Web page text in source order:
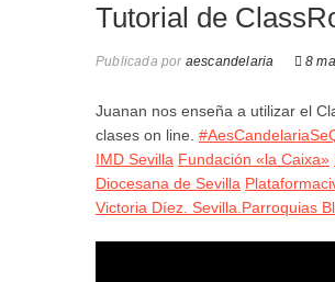
Tutorial de
Publicada poraescandelaria 8
Juanan nos enseña a utilizar el
clases on line.
IMD Sevilla Fundación «la Caixa»
Diocesana de Sevilla
Victoria Díez. Sevilla. Parroquias